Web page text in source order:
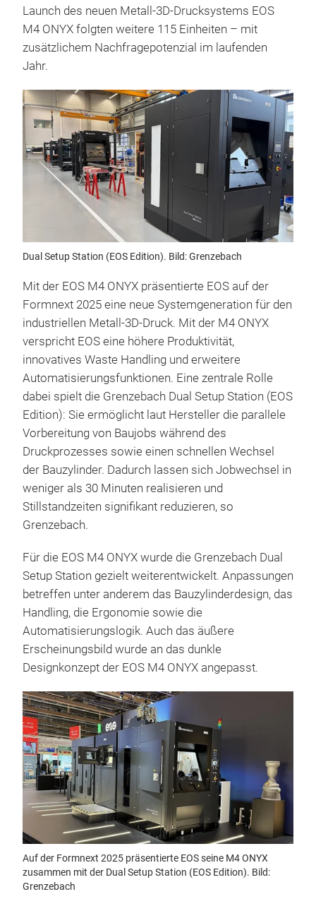
Launch des neuen Metall-3D-Drucksystems EOS
M4 ONYX folgten weitere 115 Einheiten – mit
zusätzlichem Nachfragepotenzial im laufenden
Jahr.
Dual Setup Station (EOS Edition). Bild: Grenzebach
Mit der EOS M4 ONYX präsentierte EOS auf der
Formnext 2025 eine neue Systemgeneration für den
industriellen Metall-3D-Druck. Mit der M4 ONYX
verspricht EOS eine höhere Produktivität,
innovatives Waste Handling und erweitere
Automatisierungsfunktionen. Eine zentrale Rolle
dabei spielt die Grenzebach Dual Setup Station (EOS
Edition): Sie ermöglicht laut Hersteller die parallele
Vorbereitung von Baujobs während des
Druckprozesses sowie einen schnellen Wechsel
der Bauzylinder. Dadurch lassen sich Jobwechsel in
weniger als 30 Minuten realisieren und
Stillstandzeiten signifikant reduzieren, so
Grenzebach.
Für die EOS M4 ONYX wurde die Grenzebach Dual
Setup Station gezielt weiterentwickelt. Anpassungen
betreffen unter anderem das Bauzylinderdesign, das
Handling, die Ergonomie sowie die
Automatisierungslogik. Auch das äußere
Erscheinungsbild wurde an das dunkle
Designkonzept der EOS M4 ONYX angepasst.
Auf der Formnext 2025 präsentierte EOS seine M4 ONYX
zusammen mit der Dual Setup Station (EOS Edition). Bild:
Grenzebach